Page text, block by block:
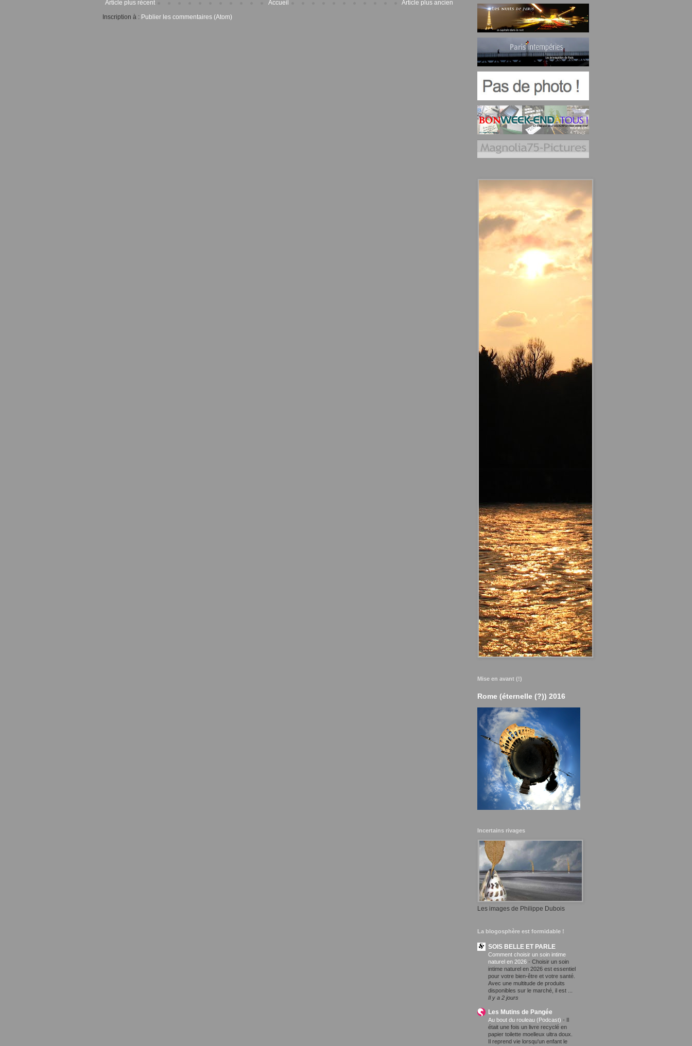
Article plus récent Article plus ancien
Accueil
Inscription à : Publier les commentaires (Atom)
Mise en avant (!)
Rome (éternelle (?)) 2016
Incertains rivages
Les images de Philippe Dubois
La blogosphère est formidable !
SOIS BELLE ET PARLE
Comment choisir un soin intime
naturel en 2026 - Choisir un soin
intime naturel en 2026 est essentiel
pour votre bien-être et votre santé.
Avec une multitude de produits
disponibles sur le marché, il est ...
Il y a 2 jours
Les Mutins de Pangée
Au bout du rouleau (Podcast) - Il
était une fois un livre recyclé en
papier toilette moelleux ultra doux.
Il reprend vie lorsqu'un enfant le